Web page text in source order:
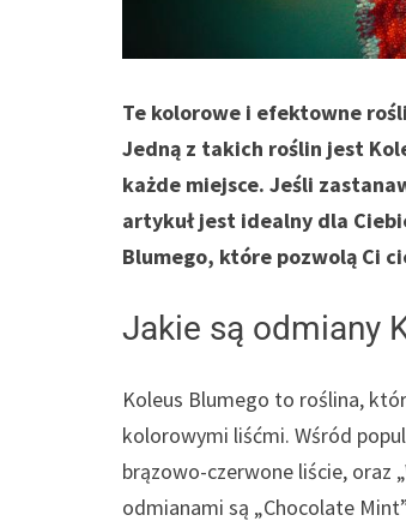
Te kolorowe i efektowne
Jedną z takich roślin jest
każde miejsce. Jeśli
artykuł jest idealny dla
Blumego, które pozwolą Ci
Jakie są odmiany
Koleus Blumego to roślina,
kolorowymi liśćmi. Wśród
brązowo-czerwone liście, oraz
odmianami są „Chocolate